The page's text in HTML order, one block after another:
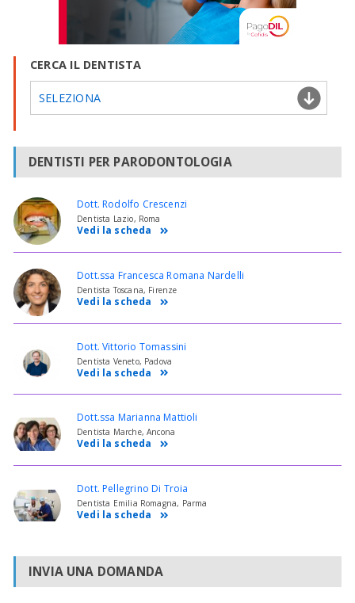
CERCA IL DENTISTA
SELEZIONA
DENTISTI PER PARODONTOLOGIA
Dott. Rodolfo Crescenzi
Dentista Lazio, Roma
Vedi la scheda
Dott.ssa Francesca Romana Nardelli
Dentista Toscana, Firenze
Vedi la scheda
Dott. Vittorio Tomassini
Dentista Veneto, Padova
Vedi la scheda
Dott.ssa Marianna Mattioli
Dentista Marche, Ancona
Vedi la scheda
Dott. Pellegrino Di Troia
Dentista Emilia Romagna, Parma
Vedi la scheda
INVIA UNA DOMANDA